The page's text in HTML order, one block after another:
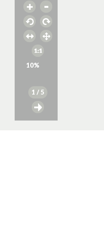
10%
1 / 5